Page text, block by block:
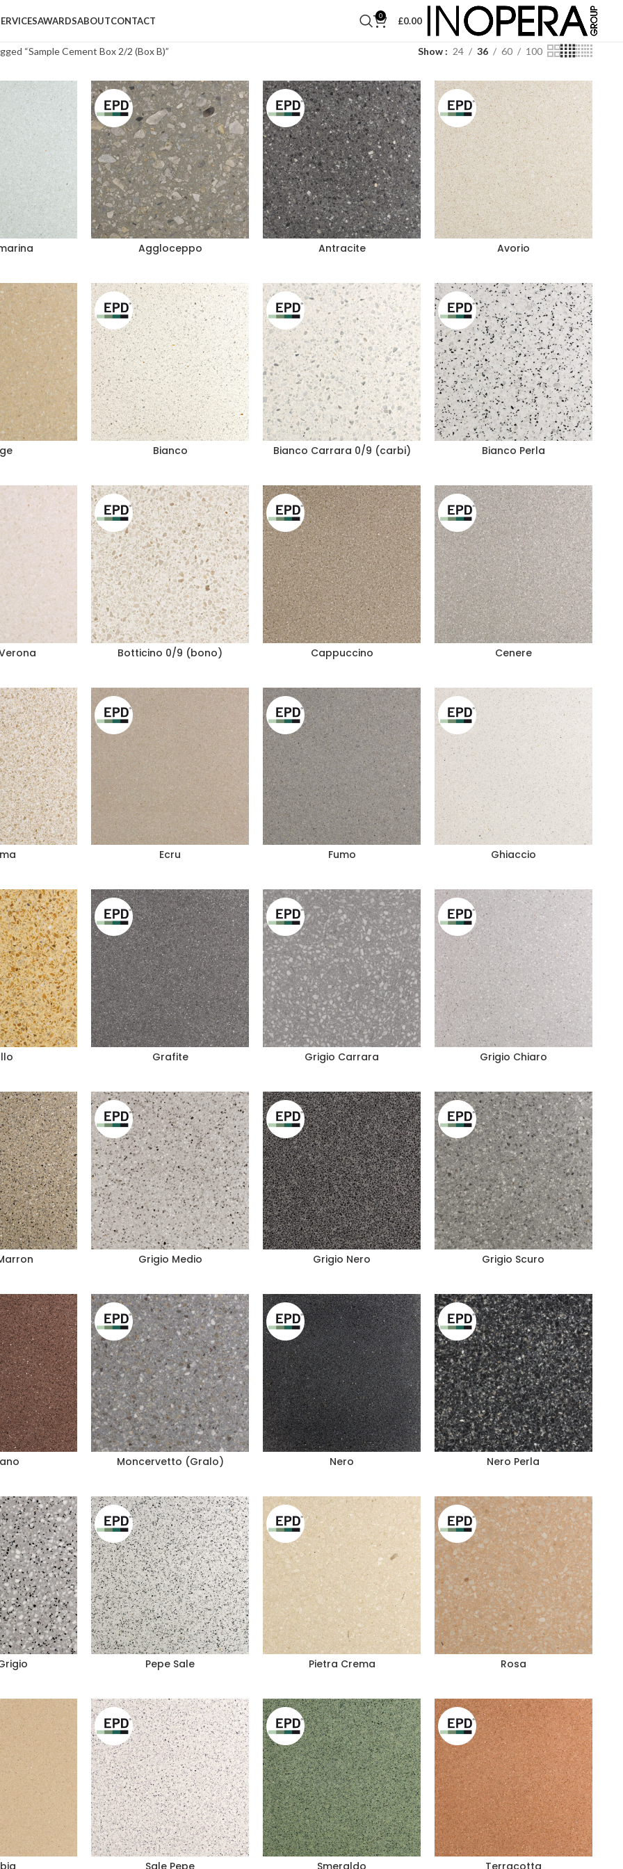
AWARDSABOUTCONTACT 0 £0.00
“Sample Cement Box 2/2 (Box B)” Show 24 36 60 100
Aggloceppo Antracite Avorio
Bianco Bianco Carrara 0/9 (carbi) Bianco Perla
Botticino 0/9 (bono) Cappuccino Cenere
Ecru Fumo Ghiaccio
Grafite Grigio Carrara Grigio Chiaro
Grigio Medio Grigio Nero Grigio Scuro
Moncervetto (Gralo) Nero Nero Perla
Pepe Sale Pietra Crema Rosa
Sale Pepe Smeraldo Terracotta